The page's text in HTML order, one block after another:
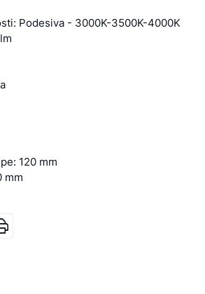
Podesiva - 3000K-3500K-4000K
120 mm
mm